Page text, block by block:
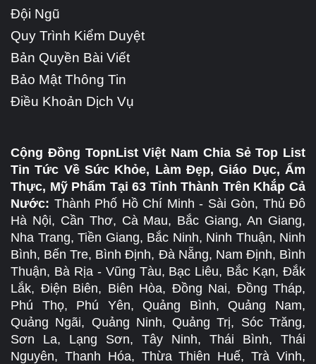
Đội Ngũ
Quy Trình Kiểm Duyệt
Bản Quyền Bài Viết
Bảo Mật Thông Tin
Điều Khoản Dịch Vụ
Cộng Đồng TopnList Việt Nam Chia Sẻ Top List
Tin Tức Về Sức Khỏe, Làm Đẹp, Giáo Dục, Ẩm
Thực, Mỹ Phẩm Tại 63 Tỉnh Thành Trên Khắp Cả
Nước: Thành Phố Hồ Chí Minh - Sài Gòn, Thủ Đô
Hà Nội, Cần Thơ, Cà Mau, Bắc Giang, An Giang,
Nha Trang, Tiền Giang, Bắc Ninh, Ninh Thuận, Ninh
Bình, Bến Tre, Bình Định, Đà Nẵng, Nam Định, Bình
Thuận, Bà Rịa - Vũng Tàu, Bạc Liêu, Bắc Kạn, Đắk
Lắk, Điện Biên, Biên Hòa, Đồng Nai, Đồng Tháp,
Phú Thọ, Phú Yên, Quảng Bình, Quảng Nam,
Quảng Ngãi, Quảng Ninh, Quảng Trị, Sóc Trăng,
Sơn La, Lạng Sơn, Tây Ninh, Thái Bình, Thái
Nguyên, Thanh Hóa, Thừa Thiên Huế, Trà Vinh,